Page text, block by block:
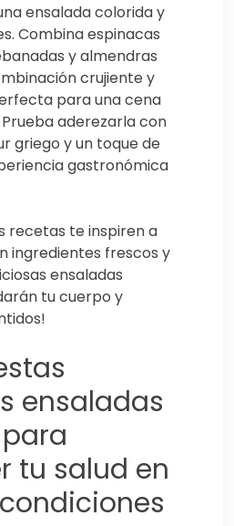
ensalada colorida y
Combina espinacas
y almendras
crujiente y
para una cena
aderezarla con
griego y un toque de
gastronómica
recetas te inspiren a
ingredientes frescos y
ensaladas
tu cuerpo y
ensaladas
tu salud en